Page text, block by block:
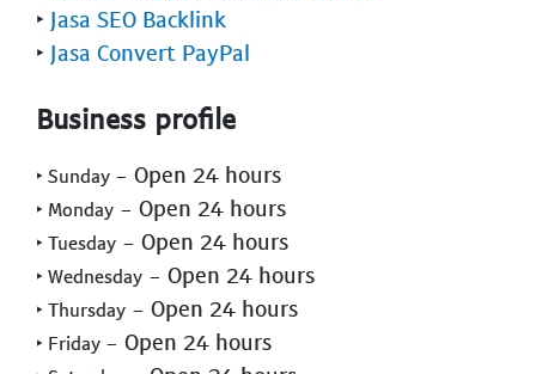
‣ Jasa SEO Backlink
‣ Jasa Convert PayPal
Business profile
‣ Sunday - Open 24 hours
‣ Monday - Open 24 hours
‣ Tuesday - Open 24 hours
‣ Wednesday - Open 24 hours
‣ Thursday - Open 24 hours
‣ Friday - Open 24 hours